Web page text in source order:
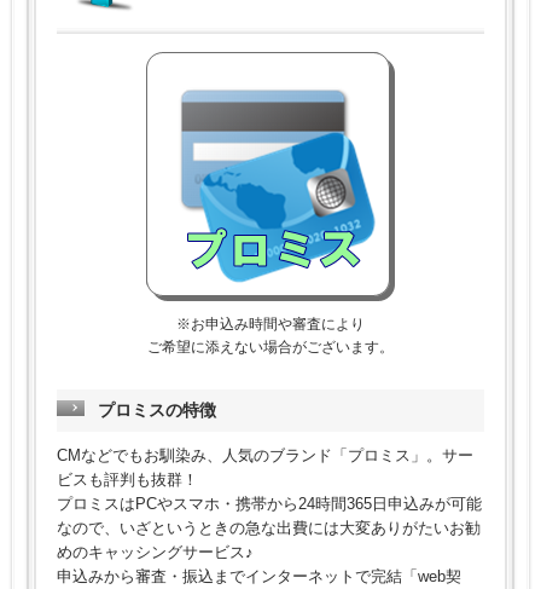
※お申込み時間や審査により
ご希望に添えない場合がございます。
プロミスの特徴
CMなどでもお馴染み、人気のブランド「プロミス」。サー
ビスも評判も抜群！
プロミスはPCやスマホ・携帯から24時間365日申込みが可能
なので、いざというときの急な出費には大変ありがたいお勧
めのキャッシングサービス♪
申込みから審査・振込までインターネットで完結「web契